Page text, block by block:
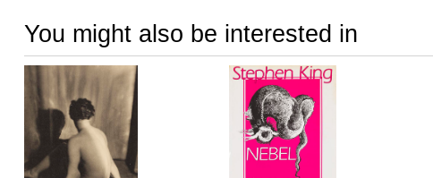
You might also be interested in